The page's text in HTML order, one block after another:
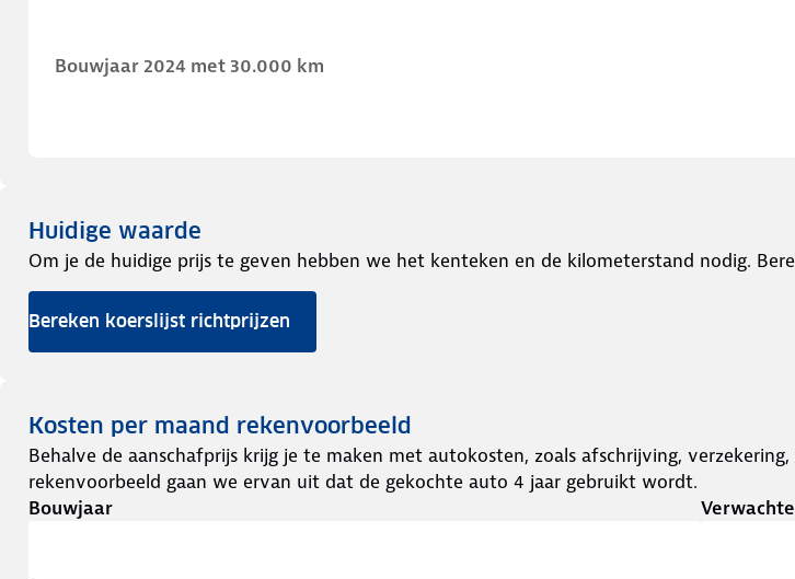
Bouwjaar 2024 met 30.000 km
Huidige waarde
Om je de huidige prijs te geven hebben we het kenteken en de kilometerstand nodig.
Bereken koerslijst richtprijzen
Kosten per maand rekenvoorbeeld
Behalve de aanschafprijs krijg je te maken met autokosten, zoals afschrijving,
rekenvoorbeeld gaan we ervan uit dat de gekochte auto 4 jaar gebruikt wordt.
Bouwjaar